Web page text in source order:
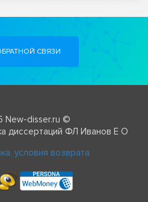
СВЯЗИ
New-disser.ru ©
диссертаций ФЛ Иванов Е О
условия возврата